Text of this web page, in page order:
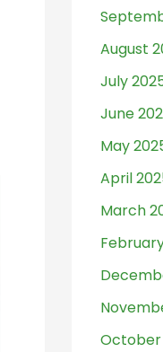
August
July
June
May
April
March
October